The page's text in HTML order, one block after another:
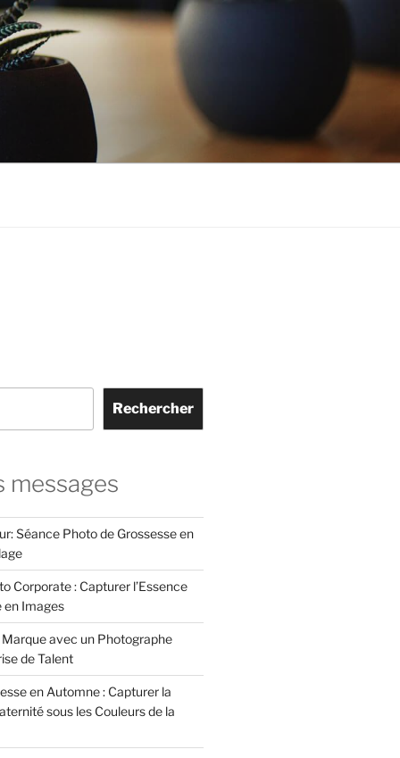
Rechercher
messages
Séance Photo de Grossesse en
Corporate : Capturer l’Essence
en Images
avec un Photographe
de Talent
en Automne : Capturer la
sous les Couleurs de la